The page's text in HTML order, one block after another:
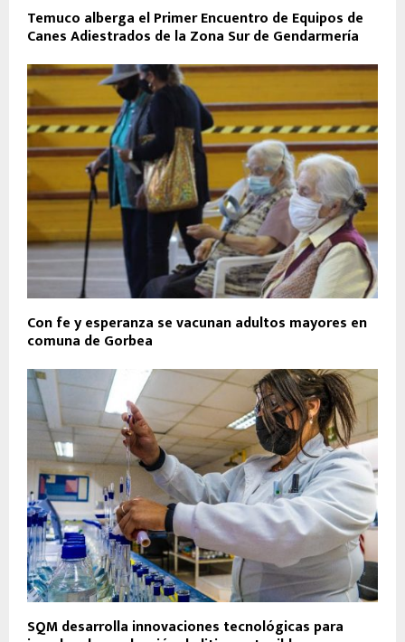
Temuco alberga el Primer Encuentro de Equipos de
Canes Adiestrados de la Zona Sur de Gendarmería
Con fe y esperanza se vacunan adultos mayores en
comuna de Gorbea
SQM desarrolla innovaciones tecnológicas para